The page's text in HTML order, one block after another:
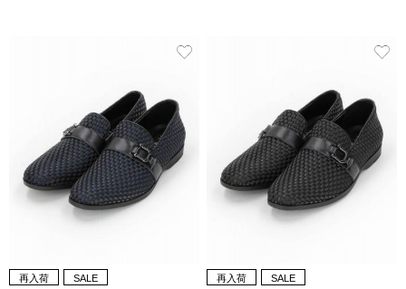
再入荷
SALE
再入荷
SALE